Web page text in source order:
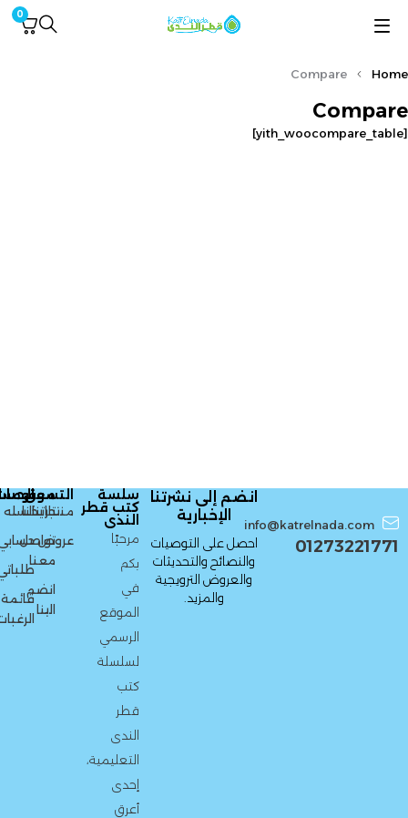
0
Compare
Home
Compare
[yith_woocompare_table]
انضم إلى نشرتنا
الإخبارية
احصل على التوصيات
والنصائح والتحديثات
والعروض الترويجية
والمزيد.
info@katrelnada.com
01273221771
سلسة
كتب قطر
الندى
مرحبًا
بكم
في
الموقع
الرسمي
لسلسلة
كتب
قطر
الندى
التعليمية،
إحدى
أعرق
التسوق
منتجاتنا
عروض
تاريخنا
تواصل
معنا
انضم
الينا
السله
قائمة